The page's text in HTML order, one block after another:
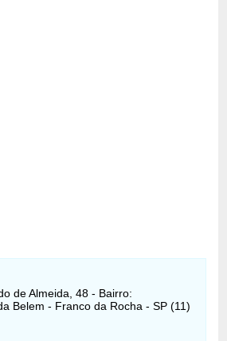
de Almeida, 48 - Bairro:
Belem - Franco da Rocha - SP (11)